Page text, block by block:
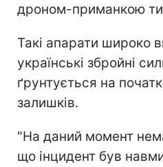
дроном-приманкою
Такі апарати широко
українські збройні
ґрунтується на
залишків.
"На даний момент
що інцидент був